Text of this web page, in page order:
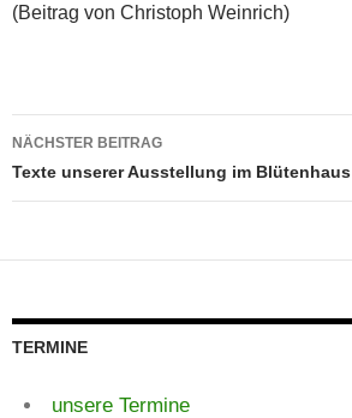
(Beitrag von Christoph Weinrich)
Beitragsnavigation
NÄCHSTER BEITRAG
Texte unserer Ausstellung im Blütenhaus
TERMINE
unsere Termine